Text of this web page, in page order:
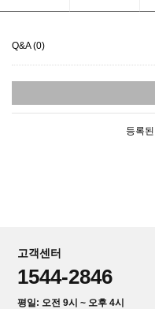
Q&A (0)
등록
고객센터
1544-2846
평일: 오전 9시 ~ 오후 4시